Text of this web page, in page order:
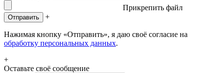
Прикрепить файл
Отправить +
Нажимая кнопку «Отправить», я даю своё согласие на
обработку персональных данных.
+
Оставьте своё сообщение